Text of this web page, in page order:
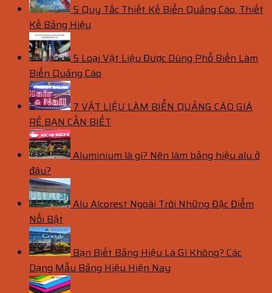
5 Quy Tắc Thiết Kế Biển Quảng Cáo, Thiết
Kế Bảng Hiệu
5 Loại Vật Liệu Được Dùng Phổ Biến Làm
Biển Quảng Cáo
7 VẬT LIỆU LÀM BIỂN QUẢNG CÁO GIÁ
RẺ BẠN CẦN BIẾT
Aluminium là gì? Nên làm bảng hiệu alu ở
đâu?
Alu Alcorest Ngoài Trời Những Đặc Điểm
Nổi Bật
Bạn Biết Bảng Hiệu Là Gì Không? Các
Dạng Mẫu Bảng Hiệu Hiện Nay